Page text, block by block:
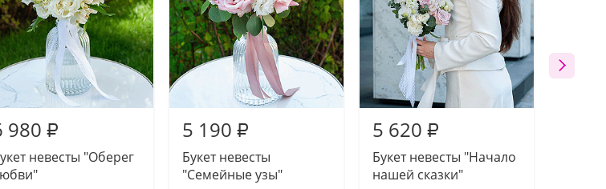
980 ₽
невесты "Оберег
5 190 ₽
Букет невесты
"Семейные узы"
5 620 ₽
Букет невесты "Начало
нашей сказки"